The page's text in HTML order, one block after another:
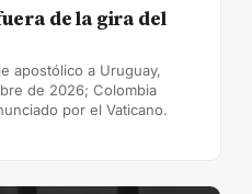
de la gira del
apostólico a Uruguay,
de 2026; Colombia
por el Vaticano.